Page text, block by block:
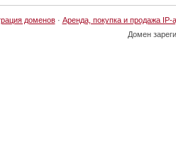
доменов· Аренда, покупка и продажа IP-
Домен